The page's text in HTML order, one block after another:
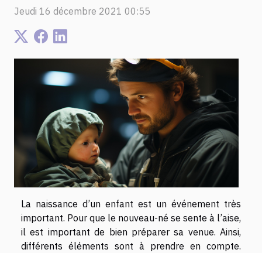
Jeudi 16 décembre 2021 00:55
La naissance d’un enfant est un événement très
important. Pour que le nouveau-né se sente à l’aise,
il est important de bien préparer sa venue. Ainsi,
différents éléments sont à prendre en compte.